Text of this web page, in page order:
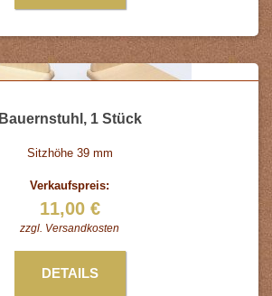
Bauernstuhl, 1 Stück
Sitzhöhe 39 mm
Verkaufspreis:
11,00 €
zzgl. Versandkosten
DETAILS